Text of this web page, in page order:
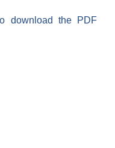
download the PDF